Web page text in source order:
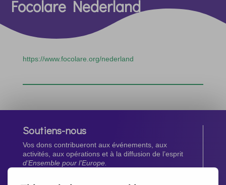
Focolare Nederland
https://www.focolare.org/nederland
Soutiens-nous
Vos dons contribueront aux événements, aux
activités, aux opérations et à la diffusion de l’esprit
d’Ensemble pour l’Europe.